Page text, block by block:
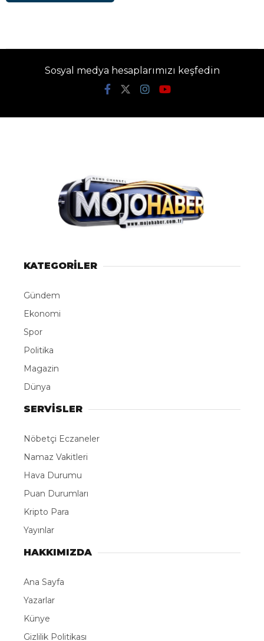
Sosyal medya hesaplarımızı keşfedin
KATEGORİLER
Gündem
Ekonomi
Spor
Politika
Magazin
Dünya
SERVİSLER
Nöbetçi Eczaneler
Namaz Vakitleri
Hava Durumu
Puan Durumları
Kripto Para
Yayınlar
HAKKIMIZDA
Ana Sayfa
Yazarlar
Künye
Gizlilik Politikası